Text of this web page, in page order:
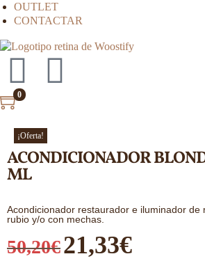
OUTLET
CONTACTAR
0
¡Oferta!
ACONDICIONADOR
ML
Acondicionador restaurador e iluminador de
rubio y/o con mechas.
50,20€21,33€